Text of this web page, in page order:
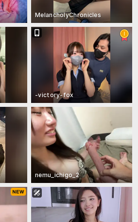
MelancholyChronicles
-victory-fox
nemu_ichigo_2